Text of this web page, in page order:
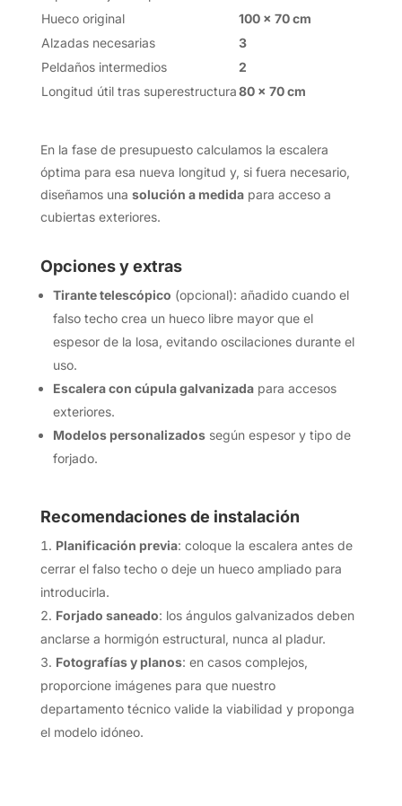
Hueco original
100 × 70 cm
Alzadas necesarias
3
Peldaños intermedios
2
Longitud útil tras superestructura80 × 70 cm
En la fase de presupuesto calculamos la escalera
óptima para esa nueva longitud y, si fuera necesario,
diseñamos una solución a medidapara acceso a
cubiertas exteriores.
Opciones y extras
Tirante telescópico (opcional): añadido cuando el
falso techo crea un hueco libre mayor que el
espesor de la losa, evitando oscilaciones durante el
uso.
Escalera con cúpula galvanizadapara accesos
exteriores.
Modelos personalizadossegún espesor y tipo de
forjado.
Recomendaciones de instalación
Planificación previa: coloque la escalera antes de
cerrar el falso techo o deje un hueco ampliado para
introducirla.
Forjado saneado: los ángulos galvanizados deben
anclarse a hormigón estructural, nunca al pladur.
Fotografías y planos: en casos complejos,
proporcione imágenes para que nuestro
departamento técnico valide la viabilidad y proponga
el modelo idóneo.